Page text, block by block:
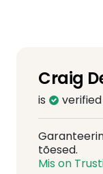
Craig
is
tõesed.
Mis on